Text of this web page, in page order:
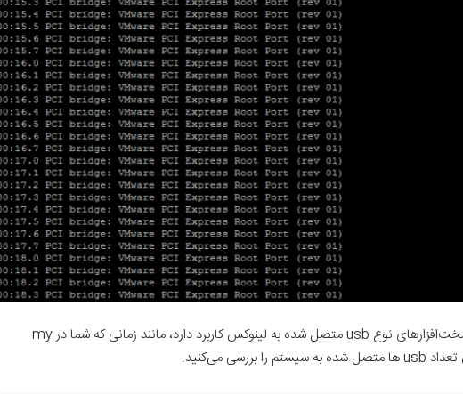
دستور زیر هم برای نمایش تعداد سخت‌افزارهای نوع usb متصل شده به لینوکس کاربرد دارد، مانند زمانی که شما در my